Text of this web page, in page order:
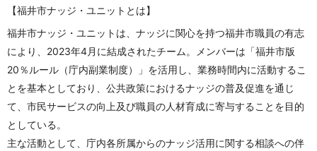
【福井市ナッジ・ユニットとは】
福井市ナッジ・ユニットは、ナッジに関心を持つ福井市職員の有志
により、2023年4月に結成されたチーム。メンバーは「福井市版
20％ルール（庁内副業制度）」を活用し、業務時間内に活動するこ
とを基本としており、公共政策におけるナッジの普及促進を通じ
て、市民サービスの向上及び職員の人材育成に寄与することを目的
としている。
主な活動として、庁内各所属からのナッジ活用に関する相談への伴